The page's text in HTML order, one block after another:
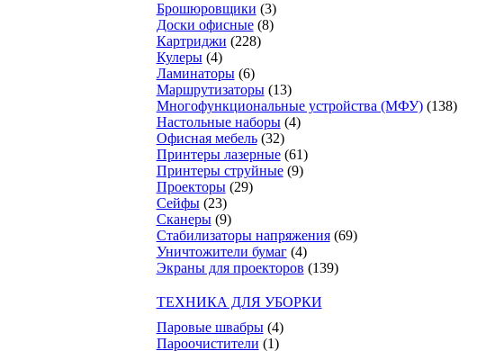
Брошюровщики (3)
Доски офисные (8)
Картриджи (228)
Кулеры (4)
Ламинаторы (6)
Маршрутизаторы (13)
Многофункциональные устройства (МФУ) (138)
Настольные наборы (4)
Офисная мебель (32)
Принтеры лазерные (61)
Принтеры струйные (9)
Проекторы (29)
Сейфы (23)
Сканеры (9)
Стабилизаторы напряжения (69)
Уничтожители бумаг (4)
Экраны для проекторов (139)
ТЕХНИКА ДЛЯ УБОРКИ
Паровые швабры (4)
Пароочистители (1)